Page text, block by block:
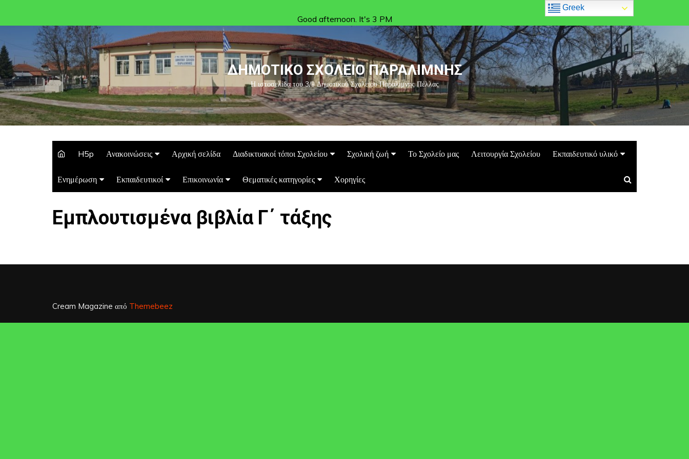
Good afternoon. It's 3 PM
ΔΗΜΟΤΙΚΟ ΣΧΟΛΕΙΟ ΠΑΡΑΛΙΜΝΗΣ
Η ιστοσελίδα του 3/θ Δημοτικού Σχολείου Παραλίμνης Πέλλας
H5p Ανακοινώσεις Αρχική σελίδα Διαδικτυακοί τόποι Σχολείου Σχολική ζωή Το Σχολείο μας Λειτουργία Σχολείου Εκπαιδευτικό υλικό
Ενημέρωση Εκπαιδευτικοί Επικοινωνία Θεματικές κατηγορίες Χορηγίες
Εμπλουτισμένα βιβλία Γ΄ τάξης
Cream Magazine από Themebeez
Greek